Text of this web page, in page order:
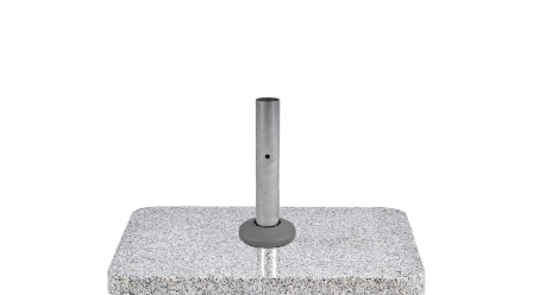
Schaduwdoeken
Snel leverbaar